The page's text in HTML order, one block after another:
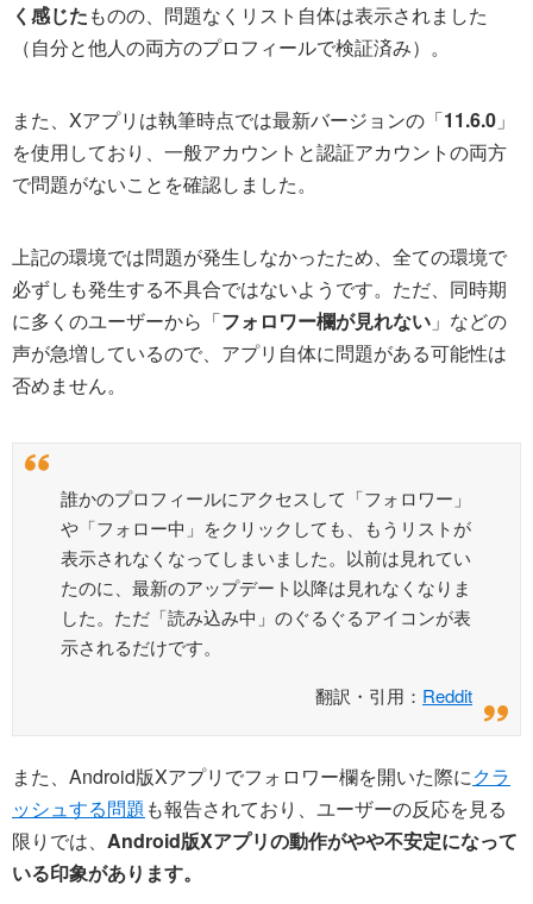
く感じたものの、問題なくリスト自体は表示されました
（自分と他人の両方のプロフィールで検証済み）。
また、Xアプリは執筆時点では最新バージョンの「11.6.0 」
を使用しており、一般アカウントと認証アカウントの両方
で問題がないことを確認しました。
上記の環境では問題が発生しなかったため、全ての環境で
必ずしも発生する不具合ではないようです。ただ、同時期
に多くのユーザーから「フォロワー欄が見れない 」などの
声が急増しているので、アプリ自体に問題がある可能性は
否めません。
誰かのプロフィールにアクセスして「フォロワー」
や「フォロー中」をクリックしても、もうリストが
表示されなくなってしまいました。以前は見れてい
たのに、最新のアップデート以降は見れなくなりま
した。ただ「読み込み中」のぐるぐるアイコンが表
示されるだけです。
翻訳・引用： Reddit
また、Android版Xアプリでフォロワー欄を開いた際にクラ
ッシュする問題も報告されており、ユーザーの反応を見る
限りでは、 Android版Xアプリの動作がやや不安定になって
いる印象があります。